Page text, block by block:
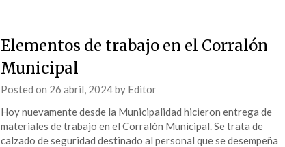
Elementos de trabajo en el Corralón
Municipal
Posted on 26 abril, 2024by Editor
Hoy nuevamente desde la Municipalidad hicieron entrega de
materiales de trabajo en el Corralón Municipal. Se trata de
calzado de seguridad destinado al personal que se desempeña